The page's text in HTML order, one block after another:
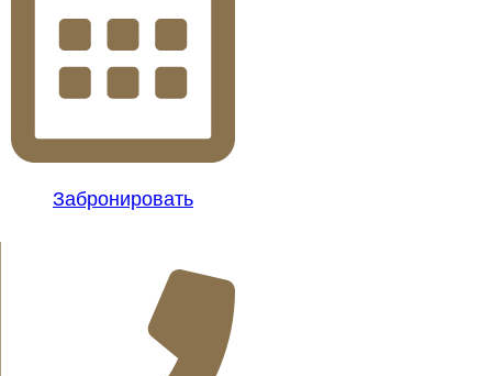
Забронировать